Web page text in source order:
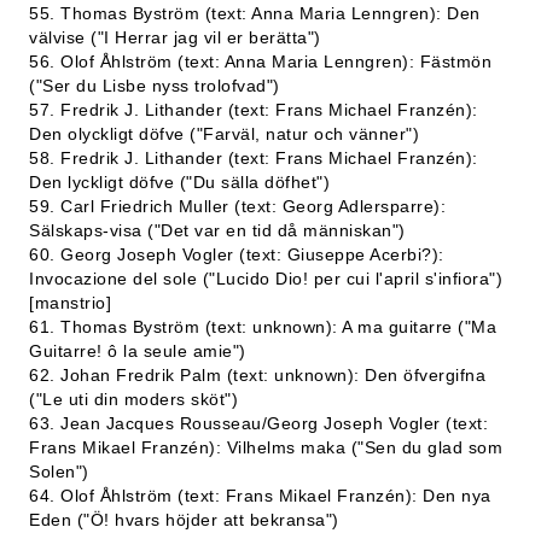
55. Thomas Byström (text: Anna Maria Lenngren): Den
välvise ("I Herrar jag vil er berätta")
56. Olof Åhlström (text: Anna Maria Lenngren): Fästmön
("Ser du Lisbe nyss trolofvad")
57. Fredrik J. Lithander (text: Frans Michael Franzén):
Den olyckligt döfve ("Farväl, natur och vänner")
58. Fredrik J. Lithander (text: Frans Michael Franzén):
Den lyckligt döfve ("Du sälla döfhet")
59. Carl Friedrich Muller (text: Georg Adlersparre):
Sälskaps-visa ("Det var en tid då människan")
60. Georg Joseph Vogler (text: Giuseppe Acerbi?):
Invocazione del sole ("Lucido Dio! per cui l'april s'infiora")
[manstrio]
61. Thomas Byström (text: unknown): A ma guitarre ("Ma
Guitarre! ô la seule amie")
62. Johan Fredrik Palm (text: unknown): Den öfvergifna
("Le uti din moders sköt")
63. Jean Jacques Rousseau/Georg Joseph Vogler (text:
Frans Mikael Franzén): Vilhelms maka ("Sen du glad som
Solen")
64. Olof Åhlström (text: Frans Mikael Franzén): Den nya
Eden ("Ö! hvars höjder att bekransa")